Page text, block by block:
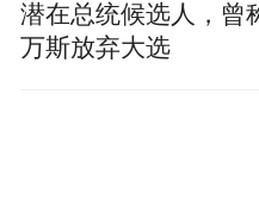
潜在总统候选人，曾
万斯放弃大选